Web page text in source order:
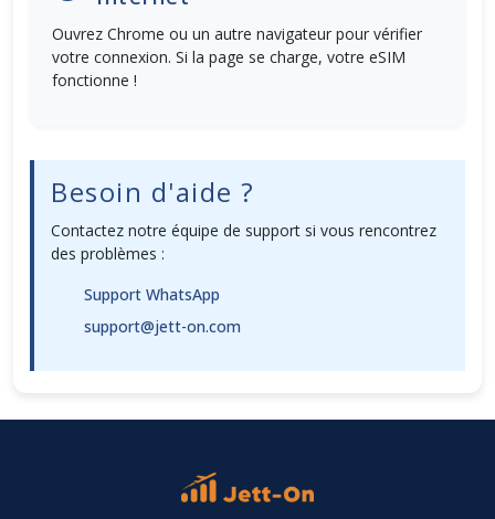
Ouvrez Chrome ou un autre navigateur pour vérifier
votre connexion. Si la page se charge, votre eSIM
fonctionne !
Besoin d'aide ?
Contactez notre équipe de support si vous rencontrez
des problèmes :
Support WhatsApp
support@jett-on.com